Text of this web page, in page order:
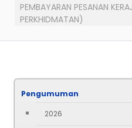
PEMBAYARAN PESANAN
PERKHIDMATAN)
Pengumuman
2026